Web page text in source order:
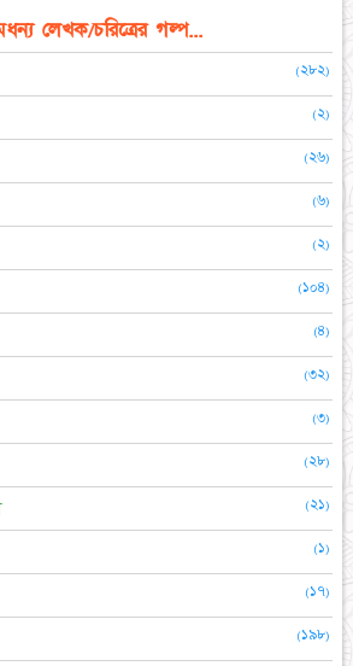
লেখক/চরিত্রের গল্প...
(২৮২)
(২)
(২৬)
(৬)
(২)
(১০৪)
(৪)
(৩২)
(৩)
(২৮)
(২১)
(১)
(১৭)
(১৯৮)